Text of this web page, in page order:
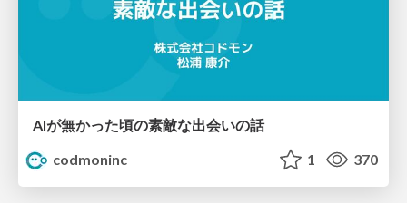
AIが無かった頃の素敵な出会いの話
codmoninc
1 370